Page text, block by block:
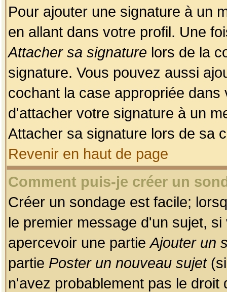
Pour ajouter une signature à un
en allant dans votre profil. Une
Attacher sa signature lors de la
signature. Vous pouvez aussi
cochant la case appropriée
d'attacher votre signature à un
Attacher sa signature lors de sa
Revenir en haut de page
Comment puis-je créer un
Créer un sondage est facile;
le premier message d'un sujet,
apercevoir une partieAjouter un
partie Poster un nouveau sujet(si
n'avez probablement pas le